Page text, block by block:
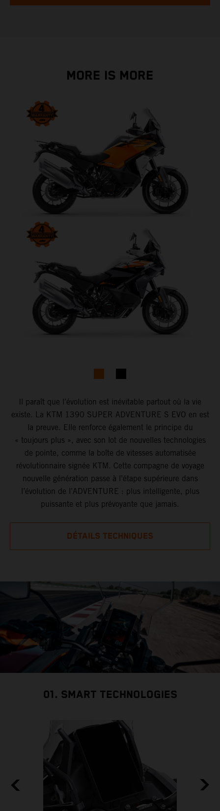
MORE IS MORE
Il paraît que l’évolution est inévitable partout où la vie
existe. La KTM 1390 SUPER ADVENTURE S EVO en est
la preuve. Elle renforce également le principe du
« toujours plus », avec son lot de nouvelles technologies
de pointe, comme la boîte de vitesses automatisée
révolutionnaire signée KTM. Cette compagne de voyage
nouvelle génération passe à l’étape supérieure dans
l’évolution de l’ADVENTURE : plus intelligente, plus
puissante et plus prévoyante que jamais.
DÉTAILS TECHNIQUES
01. SMART TECHNOLOGIES